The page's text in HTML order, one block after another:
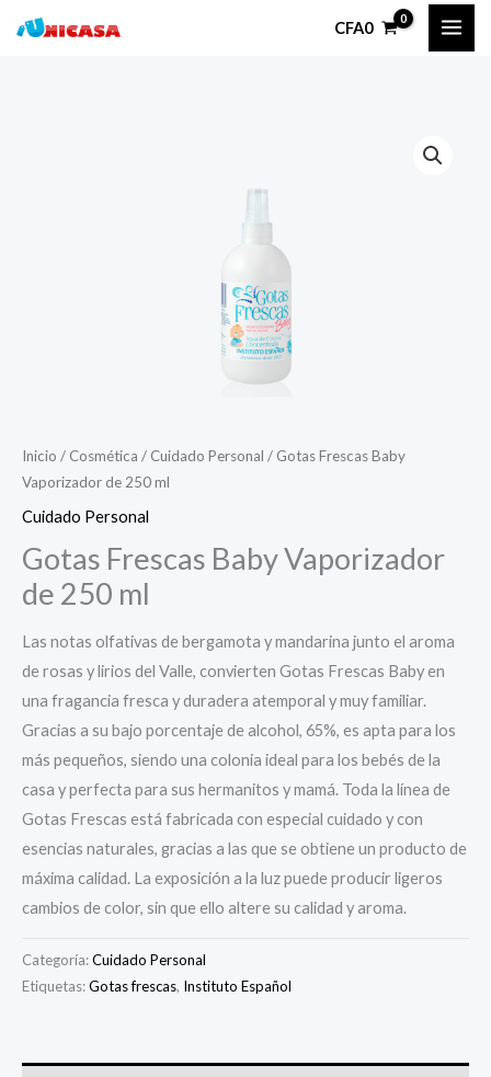
CFA0
Inicio / Cosmética / Cuidado Personal / Gotas Frescas Baby
Vaporizador de 250 ml
Cuidado Personal
Gotas Frescas Baby Vaporizador
de 250 ml
Las notas olfativas de bergamota y mandarina junto el aroma
de rosas y lirios del Valle, convierten Gotas Frescas Baby en
una fragancia fresca y duradera atemporal y muy familiar.
Gracias a su bajo porcentaje de alcohol, 65%, es apta para los
más pequeños, siendo una colonia ideal para los bebés de la
casa y perfecta para sus hermanitos y mamá. Toda la línea de
Gotas Frescas está fabricada con especial cuidado y con
esencias naturales, gracias a las que se obtiene un producto de
máxima calidad. La exposición a la luz puede producir ligeros
cambios de color, sin que ello altere su calidad y aroma.
Categoría:Cuidado Personal
Etiquetas:Gotas frescas, Instituto Español